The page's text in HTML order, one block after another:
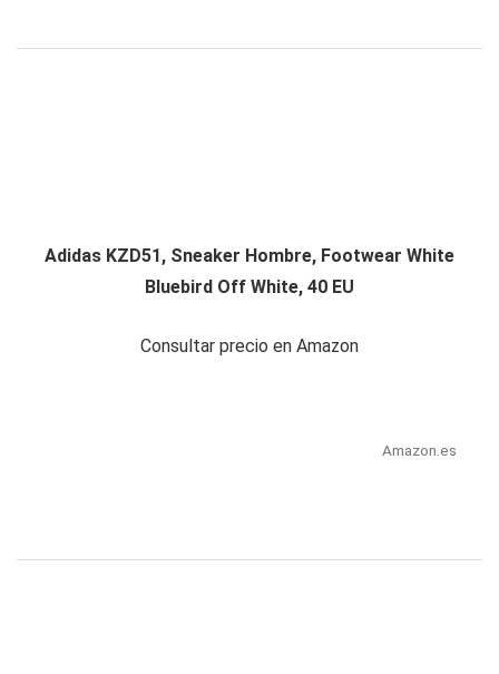
Adidas KZD51, Sneaker Hombre, Footwear White
Bluebird Off White, 40 EU
Consultar precio en Amazon
Amazon.es